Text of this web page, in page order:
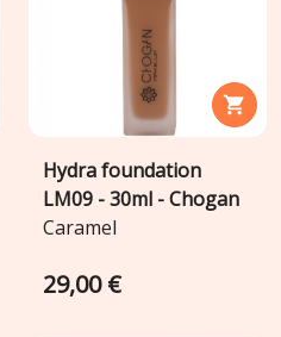

Hydra foundation
LM09 - 30ml - Chogan
Caramel
29,00 €